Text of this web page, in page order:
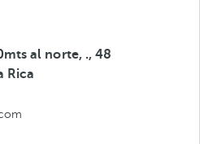
al norte, ., 48
Rica